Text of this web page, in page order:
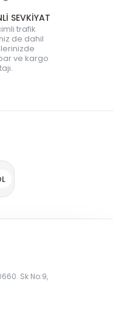
SEVKİYAT
trafik
de dahil
ve kargo
Sk No:9,